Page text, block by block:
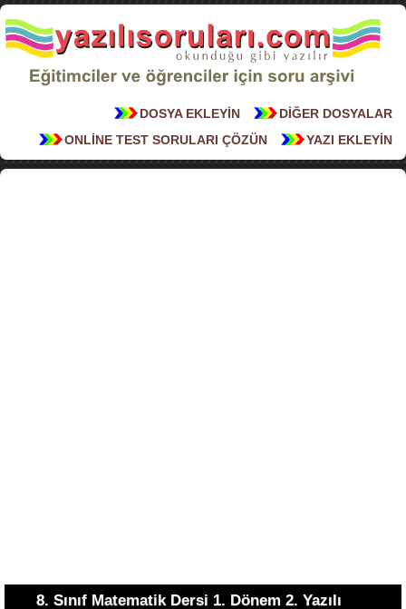
DİĞER DOSYALAR
DOSYA EKLEYİN
YAZI EKLEYİN
ONLİNE TEST SORULARI ÇÖZÜN
8. Sınıf Matematik Dersi 1. Dönem 2. Yazılı